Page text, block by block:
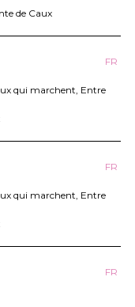
de Caux
FR
qui marchent, Entre
FR
qui marchent, Entre
FR